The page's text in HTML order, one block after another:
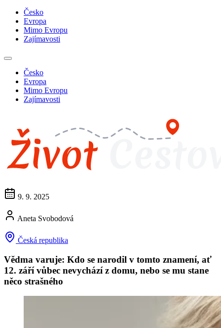
Česko
Evropa
Mimo Evropu
Zajímavosti
Česko
Evropa
Mimo Evropu
Zajímavosti
9. 9. 2025
Aneta Svobodová
Česká republika
Vědma varuje: Kdo se narodil v tomto znamení, ať
12. září vůbec nevychází z domu, nebo se mu stane
něco strašného